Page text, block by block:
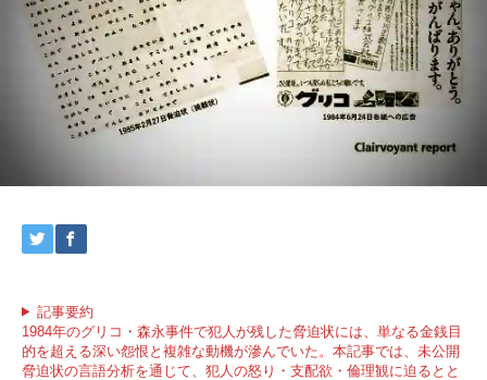
記事要約
1984年のグリコ・森永事件で犯人が残した脅迫状には、単なる金銭目
的を超える深い怨恨と複雑な動機が滲んでいた。本記事では、未公開
脅迫状の言語分析を通じて、犯人の怒り・支配欲・倫理観に迫るとと